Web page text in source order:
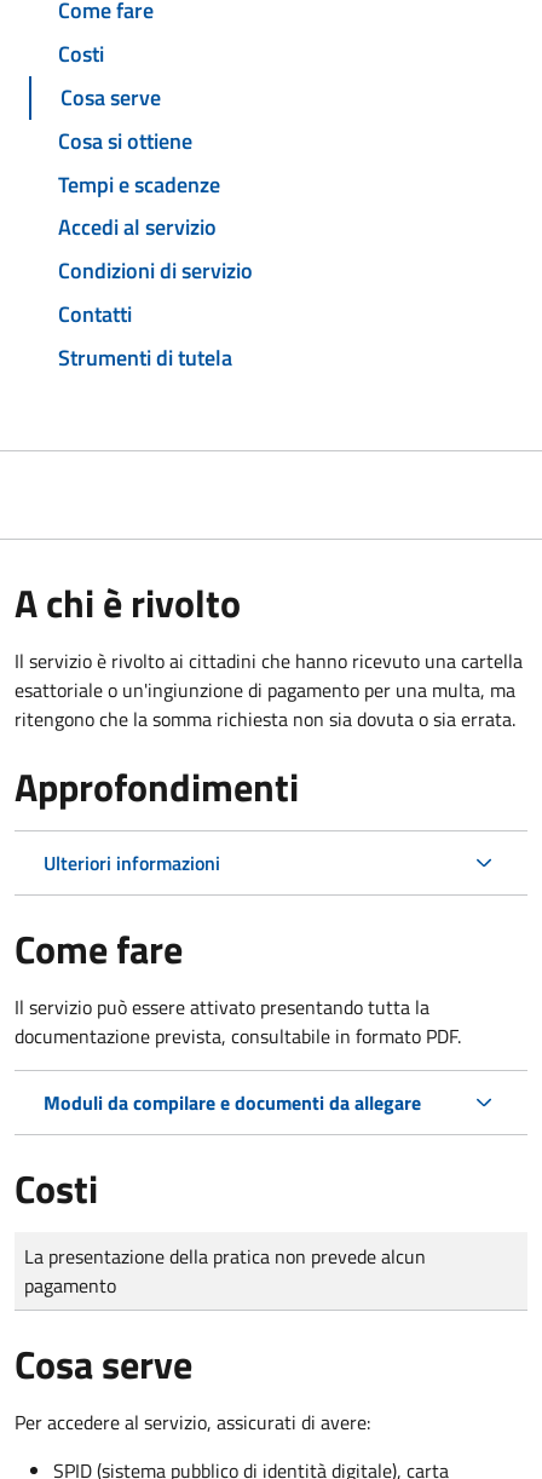
Come fare
Costi
Cosa serve
Cosa si ottiene
Tempi e scadenze
Accedi al servizio
Condizioni di servizio
Contatti
Strumenti di tutela
A chi è rivolto
Il servizio è rivolto ai cittadini che hanno ricevuto una cartella
esattoriale o un'ingiunzione di pagamento per una multa, ma
ritengono che la somma richiesta non sia dovuta o sia errata.
Approfondimenti
Ulteriori informazioni
Come fare
Il servizio può essere attivato presentando tutta la
documentazione prevista, consultabile in formato PDF.
Moduli da compilare e documenti da allegare
Costi
Tipo di pagamento
Importo
La presentazione della pratica non prevede alcun
pagamento
Cosa serve
Per accedere al servizio, assicurati di avere:
SPID (sistema pubblico di identità digitale), carta